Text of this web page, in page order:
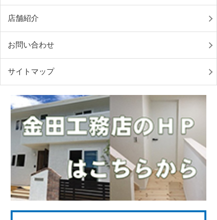
店舗紹介
お問い合わせ
サイトマップ